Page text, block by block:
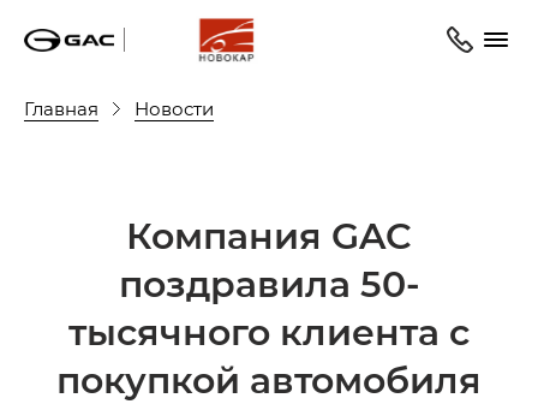
Главная Новости
Компания GAC
поздравила 50-
тысячного клиента с
покупкой автомобиля